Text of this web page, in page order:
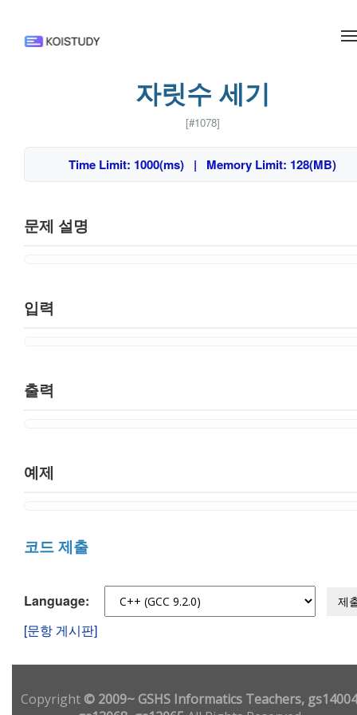
자릿수 세기
[#1078]
Time Limit: 1000(ms) | Memory Limit: 128(MB)
문제 설명
입력
출력
예제
코드 제출
Language: 제
[문항 게시판]
Copyright© 2009~ GSHS Informatics Teachers,